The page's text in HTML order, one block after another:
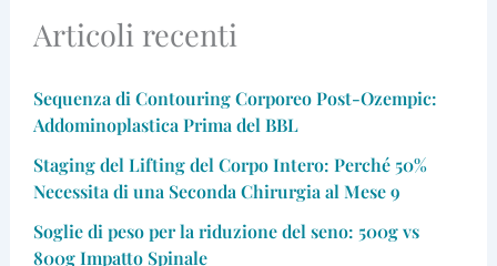
Articoli recenti
Sequenza di Contouring Corporeo Post-Ozempic:
Addominoplastica Prima del BBL
Staging del Lifting del Corpo Intero: Perché 50%
Necessita di una Seconda Chirurgia al Mese 9
Soglie di peso per la riduzione del seno: 500g vs
800g Impatto Spinale